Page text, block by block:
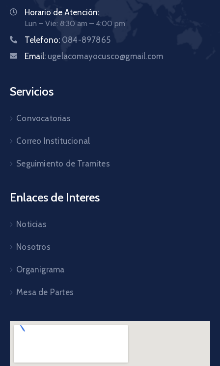
Horario de Atención:
Lun – Vie: 8:30 am – 4:00 pm
Telefono: 084-897865
Email: ugelacomayocusco@gmail.com
Servicios
Convocatorias
Correo Institucional
Seguimiento de Tramites
Enlaces de Interes
Noticias
Nosotros
Organigrama
Mesa de Partes